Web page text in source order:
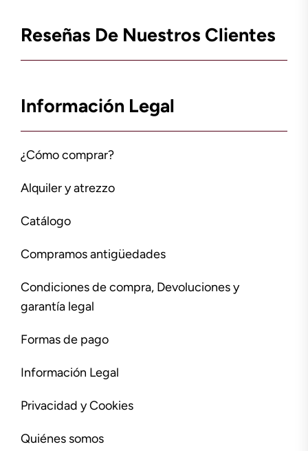
Reseñas De Nuestros Clientes
Información Legal
¿Cómo comprar?
Alquiler y atrezzo
Catálogo
Compramos antigüedades
Condiciones de compra, Devoluciones y
garantía legal
Formas de pago
Información Legal
Privacidad y Cookies
Quiénes somos